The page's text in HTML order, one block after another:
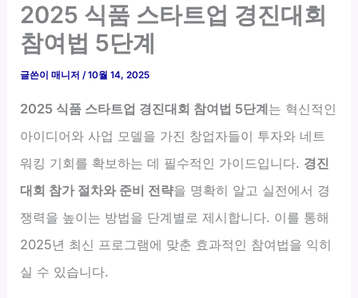
2025 식품 스타트업 경진대회
참여법 5단계
글쓴이매니저/10월 14, 2025
2025 식품 스타트업 경진대회 참여법 5단계는 혁신적인
아이디어와 사업 모델을 가진 창업자들이 투자와 네트
워킹 기회를 확보하는 데 필수적인 가이드입니다. 경진
대회 참가 절차와 준비 전략을 명확히 알고 실전에서 경
쟁력을 높이는 방법을 단계별로 제시합니다. 이를 통해
2025년 최신 프로그램에 맞춘 효과적인 참여법을 익히
실 수 있습니다.